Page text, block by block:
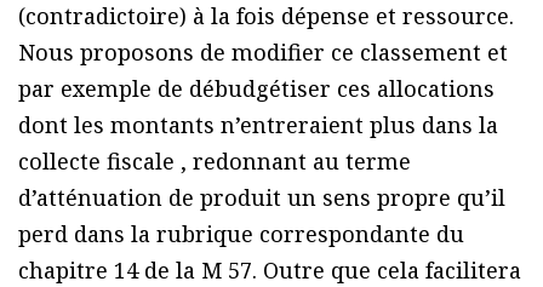
(contradictoire) à la fois dépense et ressource.
Nous proposons de modifier ce classement et
par exemple de débudgétiser ces allocations
dont les montants n’entreraient plus dans la
collecte fiscale , redonnant au terme
d’atténuation de produit un sens propre qu’il
perd dans la rubrique correspondante du
chapitre 14 de la M 57. Outre que cela facilitera